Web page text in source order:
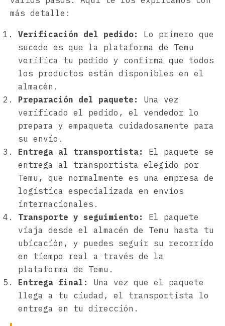
más detalle:
Verificación del pedido:
Lo primero que
sucede es que la plataforma de Temu
verifica tu pedido y confirma que todos
los productos están disponibles en el
almacén.
Preparación del paquete:
Una vez
verificado el pedido, el vendedor lo
prepara y empaqueta cuidadosamente para
su envío.
Entrega al transportista:
El paquete se
entrega al transportista elegido por
Temu, que normalmente es una empresa de
logística especializada en envíos
internacionales.
Transporte y seguimiento:
El paquete
viaja desde el almacén de Temu hasta tu
ubicación, y puedes seguir su recorrido
en tiempo real a través de la
plataforma de Temu.
Entrega final:
Una vez que el paquete
llega a tu ciudad, el transportista lo
entrega en tu dirección.